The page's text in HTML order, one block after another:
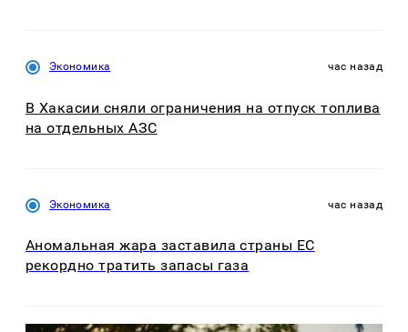
Экономика час назад
В Хакасии сняли ограничения на отпуск топлива
на отдельных АЗС
Экономика час назад
Аномальная жара заставила страны ЕС
рекордно тратить запасы газа